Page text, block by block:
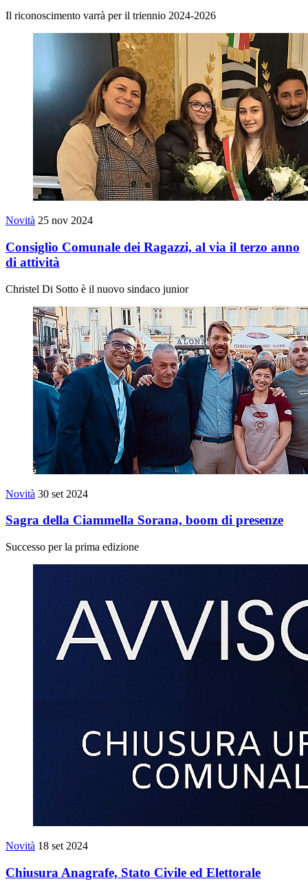
Il riconoscimento varrà per il triennio 2024-2026
Novità 25 nov 2024
Consiglio Comunale dei Ragazzi, al via il terzo anno
di attività
Christel Di Sotto è il nuovo sindaco junior
Novità 30 set 2024
Sagra della Ciammella Sorana, boom di presenze
Successo per la prima edizione
Novità 18 set 2024
Chiusura Anagrafe, Stato Civile ed Elettorale